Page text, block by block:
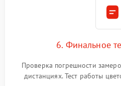
6. Финальное
Проверка погрешности
дистанциях. Тест работы